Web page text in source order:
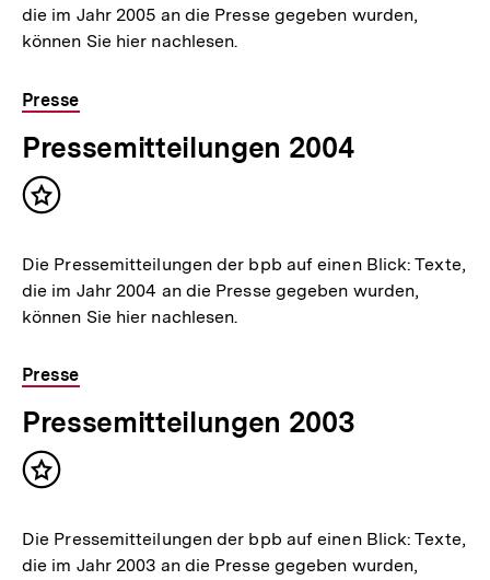
die im Jahr 2005 an die Presse gegeben wurden,
können Sie hier nachlesen.
Presse
Pressemitteilungen 2004
Inhalt
Die Pressemitteilungen der bpb auf einen Blick: Texte,
die im Jahr 2004 an die Presse gegeben wurden,
können Sie hier nachlesen.
Presse
Pressemitteilungen 2003
Inhalt
Die Pressemitteilungen der bpb auf einen Blick: Texte,
die im Jahr 2003 an die Presse gegeben wurden,